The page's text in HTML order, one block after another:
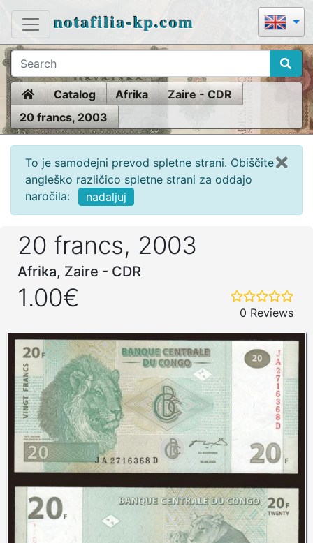
notafilia-kp.com
HomeCatalog Afrika
Zaire - CDR
20 francs, 2003
To je samodejni prevod spletne strani. Obiščite
angleško različico spletne strani za oddajo
naročila:
nadaljuj
20 francs, 2003
Afrika, Zaire - CDR
1.00€
0 Reviews